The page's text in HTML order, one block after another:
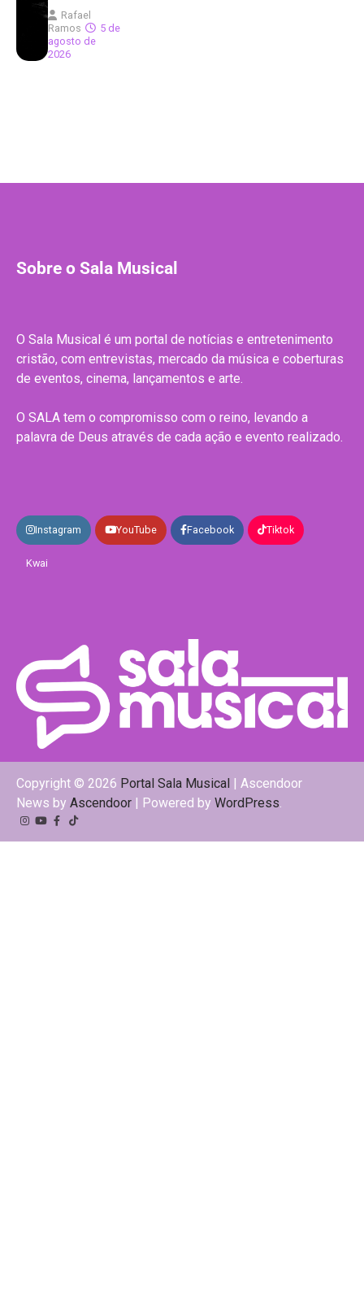
Rafael
Ramos
5 de
agosto de
2026
Sobre o Sala Musical
O Sala Musical é um portal de notícias e entretenimento
cristão, com entrevistas, mercado da música e coberturas
de eventos, cinema, lançamentos e arte.
O SALA tem o compromisso com o reino, levando a
palavra de Deus através de cada ação e evento realizado.
Instagram YouTube Facebook Tiktok
Kwai
Copyright © 2026 Portal Sala Musical
| Ascendoor
News by Ascendoor | Powered by WordPress.
Instagram
YouTube
Facebook
Tiktok